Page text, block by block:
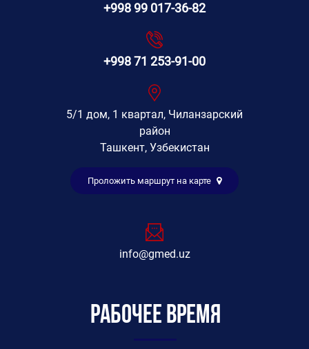
+998 99 017-36-82
+998 71 253-91-00
5/1 дом, 1 квартал, Чиланзарский
район
Ташкент, Узбекистан
Проложить маршрут на карте
info@gmed.uz
Рабочее время